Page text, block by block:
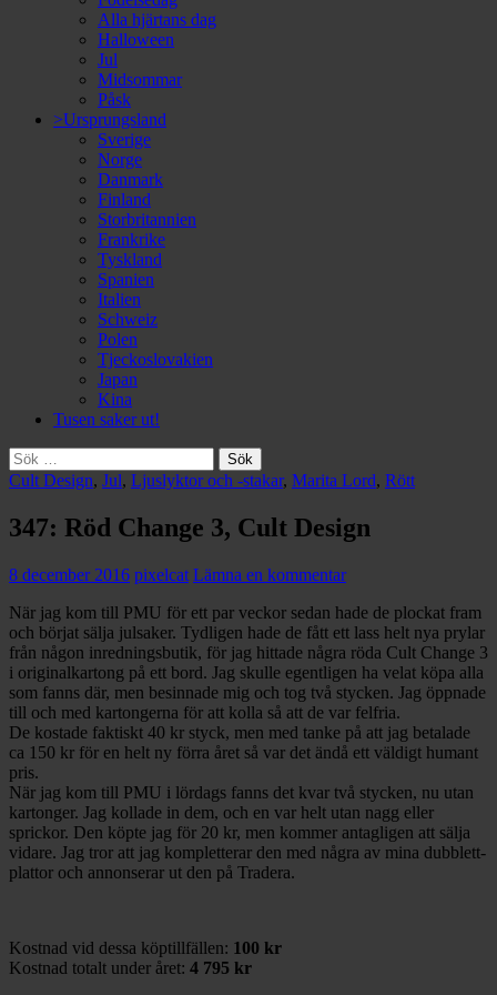
Alla hjärtans dag
Halloween
Jul
Midsommar
Påsk
>Ursprungsland
Sverige
Norge
Danmark
Finland
Storbritannien
Frankrike
Tyskland
Spanien
Italien
Schweiz
Polen
Tjeckoslovakien
Japan
Kina
Tusen saker ut!
Sök
efter:
Cult Design, Jul, Ljuslyktor och -stakar, Marita Lord, Rött
347: Röd Change 3, Cult Design
8 december 2016 pixelcat Lämna en kommentar
När jag kom till PMU för ett par veckor sedan hade de plockat fram
och börjat sälja julsaker. Tydligen hade de fått ett lass helt nya prylar
från någon inredningsbutik, för jag hittade några röda Cult Change 3
i originalkartong på ett bord. Jag skulle egentligen ha velat köpa alla
som fanns där, men besinnade mig och tog två stycken. Jag öppnade
till och med kartongerna för att kolla så att de var felfria.
De kostade faktiskt 40 kr styck, men med tanke på att jag betalade
ca 150 kr för en helt ny förra året så var det ändå ett väldigt humant
pris.
När jag kom till PMU i lördags fanns det kvar två stycken, nu utan
kartonger. Jag kollade in dem, och en var helt utan nagg eller
sprickor. Den köpte jag för 20 kr, men kommer antagligen att sälja
vidare. Jag tror att jag kompletterar den med några av mina dubblett-
plattor och annonserar ut den på Tradera.
Kostnad vid dessa köptillfällen: 100 kr
Kostnad totalt under året: 4 795 kr